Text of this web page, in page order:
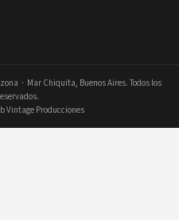
· Mar Chiquita, Buenos Aires. Todos los
Vintage Producciones